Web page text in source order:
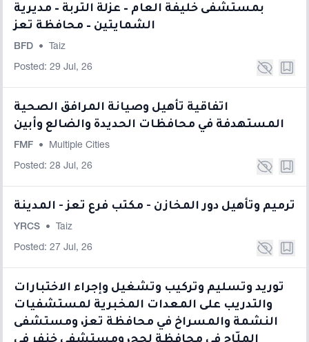
بمستشفى خليفة العام – عزلة التربة – مديرية
الشمايتين – محافظة تعز
BFD • Taiz
Posted: 29 Jul, 26
اتفاقية تأهيل وصيانة المرافق الصحية
المستهدفة في محافظات الحديدة والضالع وأبين
FMF • Multiple Cities
Posted: 28 Jul, 26
ترميم وتأهيل دور المخازن - مكتب فرع تعز - المدينة
YRCS • Taiz
Posted: 27 Jul, 26
توريد وتسليم وتركيب وتشغيل وإجراء الاختبارات
والتدريب على المعدات المخبرية لمستشفيات
النشمة والمسراخ في محافظة تعز، ومستشفى